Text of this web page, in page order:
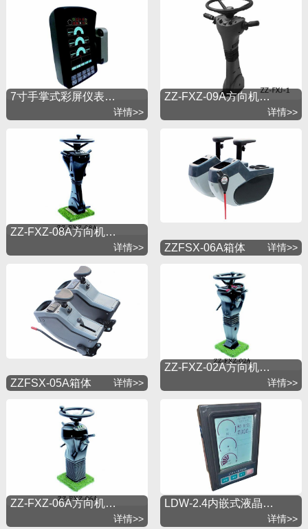
一、管理为先、信誉至上、共谋发展”为经营理念，以
不断提高制造技术水平为己任，以创国内同行业先进
企业、并达到世界水平为目标，求实进取，坚持创
新，谋求共同发展。多年来我司以完善的质量保证体
系和优质的售后服务体系奠定了企业发展基础，在同
行业中享有很高的信誉。
7寸手掌式彩屏仪表…
详情>>
ZZ-FXZ-09A方向机…
详情>>
ZZ-FXZ-08A方向机…
详情>> ZZFSX-06A箱体 详情>>
ZZFSX-05A箱体 详情>>
ZZ-FXZ-02A方向机…
详情>>
ZZ-FXZ-06A方向机…
详情>>
LDW-2.4内嵌式液晶…
详情>>